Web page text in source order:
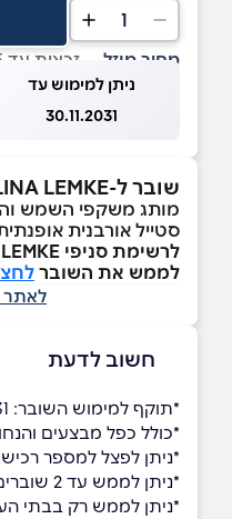
1
מחיר מוזל — זכאות עד 5 שוברים לחודש קלנדרי
ניתן למימוש עד
30.11.2031
שובר ל-CAROLINA LEMKE
מותג משקפי השמש
סטייל אורבנית
לרשימת סניפי CAROLINA LEMKE
לממש את השובר
לאתר
חשוב לדעת
*תוקף למימוש השובר: 30.11.2031
*כולל כפל מבצעים
*ניתן לפצל למספר
*ניתן לממש עד 2 שוברים בעסקה
*ניתן לממש רק בבתי